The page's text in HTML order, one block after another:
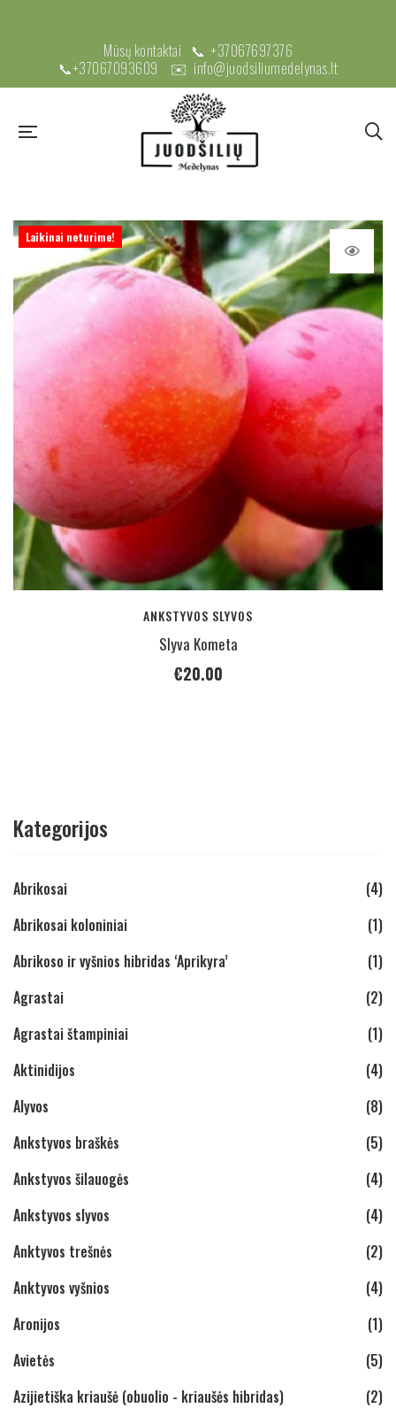
Mūsų kontaktai 📞 +37067697376
📞+37067093609 ✉️ info@juodsiliumedelynas.lt
Laikinai neturime!
ANKSTYVOS SLYVOS
Slyva Kometa
€20.00
Kategorijos
Abrikosai
(4)
Abrikosai koloniniai
(1)
Abrikoso ir vyšnios hibridas ‘Aprikyra’
(1)
Agrastai
(2)
Agrastai štampiniai
(1)
Aktinidijos
(4)
Alyvos
(8)
Ankstyvos braškės
(5)
Ankstyvos šilauogės
(4)
Ankstyvos slyvos
(4)
Anktyvos trešnės
(2)
Anktyvos vyšnios
(4)
Aronijos
(1)
Avietės
(5)
Azijietiška kriaušė (obuolio - kriaušės hibridas)
(2)